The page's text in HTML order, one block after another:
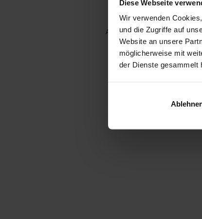
Diese Webseite
Wir verwenden
und die Zugriffe auf
Website an unsere
möglicherweise mit
der Dienste gesammelt
Application error: a client-